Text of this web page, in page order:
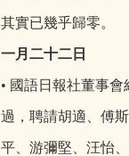
其實已幾乎歸零。
一月二十二日
• 國語日報社董事會
過，聘請胡適、傅
平、游彌堅、汪怡、